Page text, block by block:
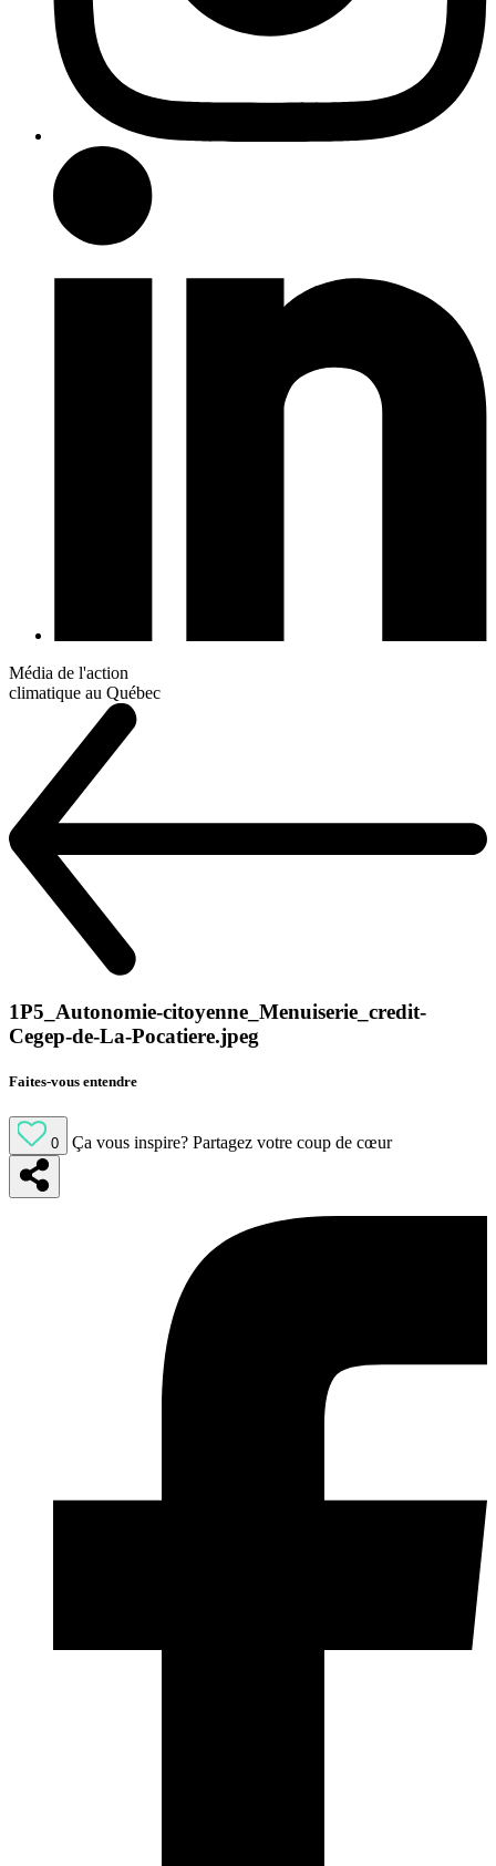
Média de l'action
climatique au Québec
1P5_Autonomie-citoyenne_Menuiserie_credit-
Cegep-de-La-Pocatiere.jpeg
Faites-vous entendre
0 Ça vous inspire? Partagez votre coup de cœur